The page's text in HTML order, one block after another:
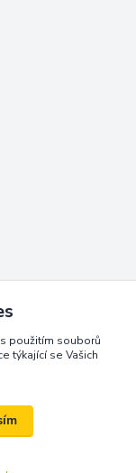
s použitím souborů
týkající se Vašich